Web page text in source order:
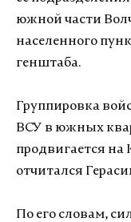
южной части
населенного
генштаба.
Группировка
ВСУ в южных
продвигается
отчитался
По его словам,